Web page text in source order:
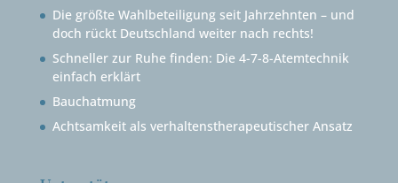
Die größte Wahlbeteiligung seit Jahrzehnten – und
doch rückt Deutschland weiter nach rechts!
Schneller zur Ruhe finden: Die 4-7-8-Atemtechnik
einfach erklärt
Bauchatmung
Achtsamkeit als verhaltenstherapeutischer Ansatz